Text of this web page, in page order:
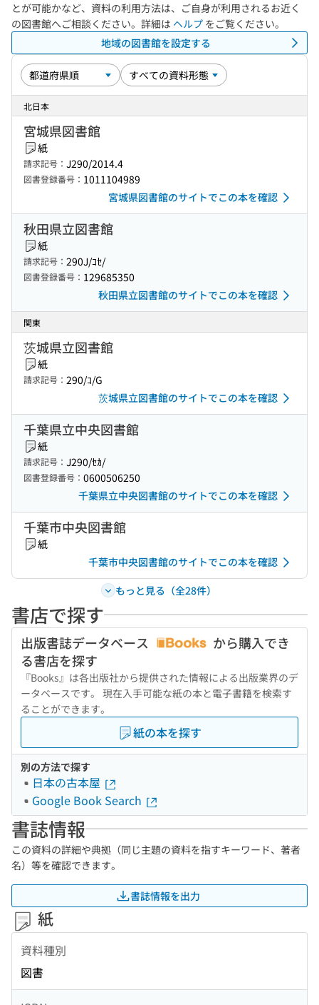
とが可能かなど、資料の利用方法は、ご自身が利用されるお近く
の図書館へご相談ください。詳細は ヘルプ をご覧ください。
地域の図書館を設定する
北日本
宮城県図書館
紙
請求記号： J290/2014.4
図書登録番号： 1011104989
宮城県図書館のサイトでこの本を確認
秋田県立図書館
紙
請求記号： 290J/ｺｾ/
図書登録番号： 129685350
秋田県立図書館のサイトでこの本を確認
関東
茨城県立図書館
紙
請求記号： 290/ｺ/G
茨城県立図書館のサイトでこの本を確認
千葉県立中央図書館
紙
請求記号： J290/ｾｶ/
図書登録番号： 0600506250
千葉県立中央図書館のサイトでこの本を確認
千葉市中央図書館
紙
千葉市中央図書館のサイトでこの本を確認
もっと見る（全28件）
書店で探す
出版書誌データベース
から購入でき
る書店を探す
『Books』は各出版社から提供された情報による出版業界のデ
ータベースです。 現在入手可能な紙の本と電子書籍を検索す
ることができます。
紙の本を探す
別の方法で探す
日本の古本屋
Google Book Search
書誌情報
この資料の詳細や典拠（同じ主題の資料を指すキーワード、著者
名）等を確認できます。
書誌情報を出力
紙
資料種別
図書